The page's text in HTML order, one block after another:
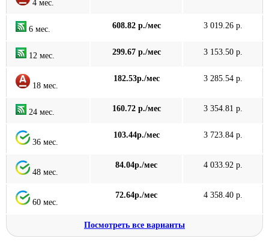
4 мес.
6 мес. 608.82 р./мес 3 019.26 р.
12 мес. 299.67 р./мес 3 153.50 р.
18 мес.
182.53р./мес 3 285.54 р.
24 мес. 160.72 р./мес 3 354.81 р.
36 мес.
103.44р./мес 3 723.84 р.
48 мес.
84.04р./мес 4 033.92 р.
60 мес.
72.64р./мес 4 358.40 р.
Посмотреть все варианты